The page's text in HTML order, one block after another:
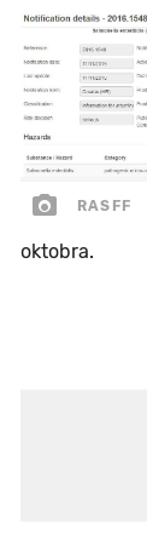
RASFF
oktobra.